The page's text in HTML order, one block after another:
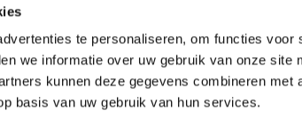
te personaliseren, om functies voor
we informatie over uw gebruik van onze site
kunnen deze gegevens combineren met
basis van uw gebruik van hun services.
mm
Plexiglas XT
3050x1000x2